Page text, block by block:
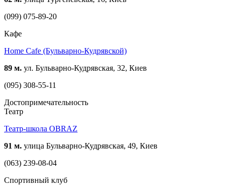
(099) 075-89-20
Кафе
Home Cafe (Бульварно-Кудрявской)
89 м. ул. Бульварно-Кудрявская, 32, Киев
(095) 308-55-11
Достопримечательность
Театр
Театр-школа OBRAZ
91 м. улица Бульварно-Кудрявская, 49, Киев
(063) 239-08-04
Спортивный клуб